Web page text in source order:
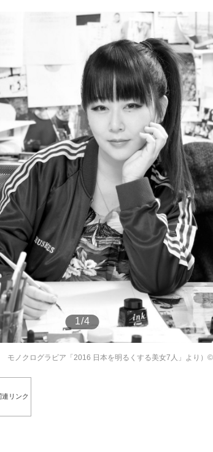
ャパン選手が証言した“NPB聞... 「ク
サッカー日本代表・森保一監督...
もっと見る
もっと見る
1/4
ノクログラビア「2016 日本を明るくする美女7人」より）
連リンク